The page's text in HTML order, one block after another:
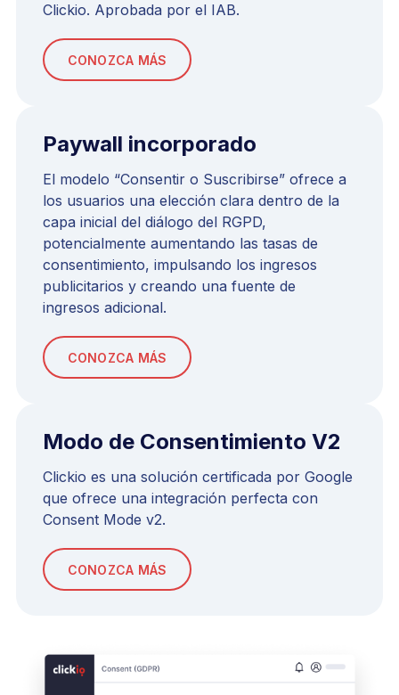
Clickio. Aprobada por el IAB.
CONOZCA MÁS
Paywall incorporado
El modelo “Consentir o Suscribirse” ofrece a
los usuarios una elección clara dentro de la
capa inicial del diálogo del RGPD,
potencialmente aumentando las tasas de
consentimiento, impulsando los ingresos
publicitarios y creando una fuente de
ingresos adicional.
CONOZCA MÁS
Modo de Consentimiento V2
Clickio es una solución certificada por Google
que ofrece una integración perfecta con
Consent Mode v2.
CONOZCA MÁS